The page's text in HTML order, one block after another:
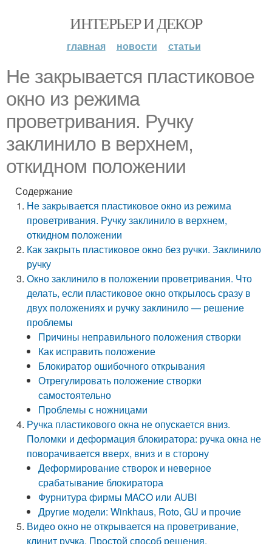
ИНТЕРЬЕР И ДЕКОР
главная новости статьи
Не закрывается пластиковое
окно из режима
проветривания. Ручку
заклинило в верхнем,
откидном положении
Содержание
Не закрывается пластиковое окно из режима
проветривания. Ручку заклинило в верхнем,
откидном положении
Как закрыть пластиковое окно без ручки. Заклинило
ручку
Окно заклинило в положении проветривания. Что
делать, если пластиковое окно открылось сразу в
двух положениях и ручку заклинило — решение
проблемы
Причины неправильного положения створки
Как исправить положение
Блокиратор ошибочного открывания
Отрегулировать положение створки
самостоятельно
Проблемы с ножницами
Ручка пластикового окна не опускается вниз.
Поломки и деформация блокиратора: ручка окна не
поворачивается вверх, вниз и в сторону
Деформирование створок и неверное
срабатывание блокиратора
Фурнитура фирмы MACO или AUBI
Другие модели: Winkhaus, Roto, GU и прочие
Видео окно не открывается на проветривание,
клинит ручка. Простой способ решения.